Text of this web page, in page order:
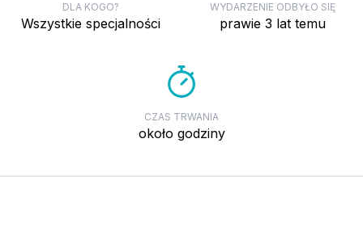
DLA KOGO?
wszystkie specjalności
WYDARZENIE ODBYŁO SIĘ
prawie 3 lat temu
CZAS TRWANIA
około godziny